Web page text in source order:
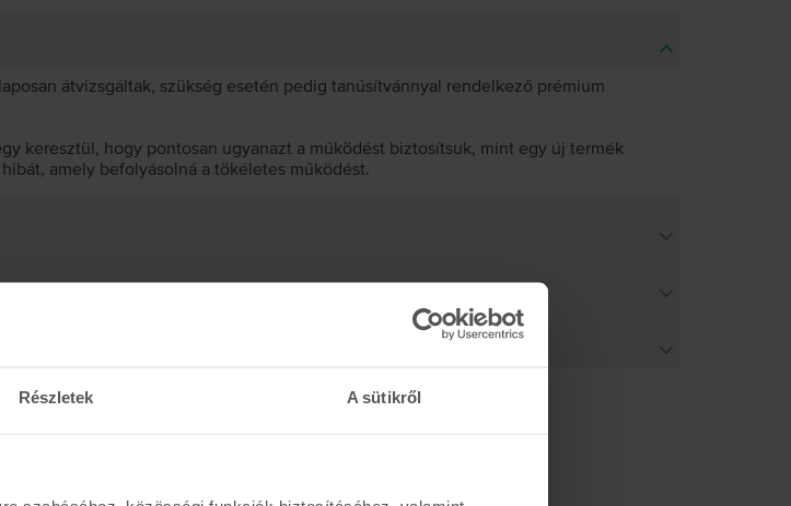
Részletek A sütikről
átvizsgáltak, szükség esetén pedig tanúsítvánnyal rendelkező prémium
keresztül, hogy pontosan ugyanazt a működést biztosítsuk, mint egy új termék
amely befolyásolná a tökéletes működést.